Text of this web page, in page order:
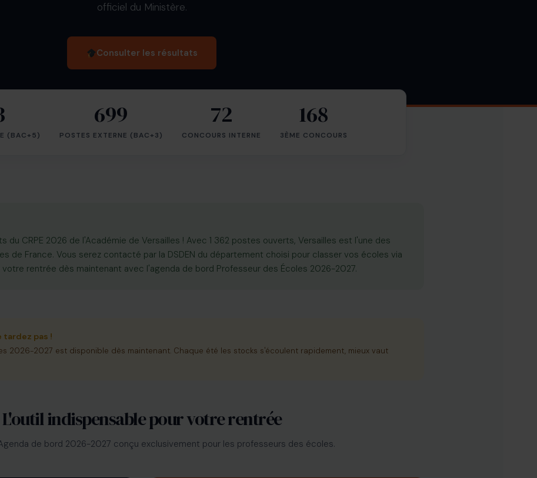
officiel du Ministère.
Consulter les résultats
(BAC+5)
699
POSTES EXTERNE (BAC+3)
72
CONCOURS INTERNE
168
3ÈME CONCOURS
du CRPE 2026 de l'Académie de Versailles ! Avec 1 362 postes ouverts, Versailles est l'une des
de France. Vous serez contacté par la DSDEN du département choisi pour classer vos écoles via
rentrée dès maintenant avec l'agenda de bord Professeur des Écoles 2026-2027.
pas !
2026-2027 est disponible dès maintenant. Chaque été les stocks s'écoulent rapidement, mieux vaut
L'outil indispensable pour votre rentrée
de bord 2026-2027 conçu exclusivement pour les professeurs des écoles.